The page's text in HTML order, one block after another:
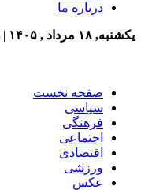
درباره ما
یکشنبه, ۱۸ مرداد , ۱۴۰۵ |
صفحه نخست
سیاسی
فرهنگی
اجتماعی
اقتصادی
ورزشی
عکس